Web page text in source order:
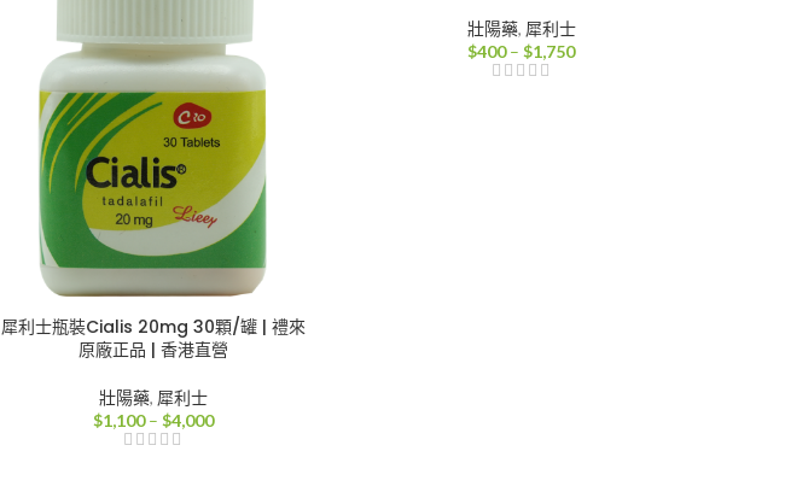
犀利士瓶裝Cialis 20mg 30顆/罐 | 禮來
原廠正品 | 香港直營
壯陽藥, 犀利士
$1,100 – $4,000價
壯陽藥, 犀利士
$400 – $1,750價